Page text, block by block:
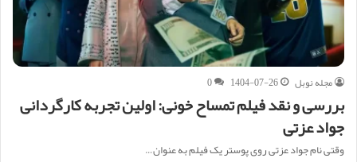
مجله نوبل 1404-07-26
0
بررسی و نقد فیلم تمساح خونی: اولین تجربه کارگردانی
جواد عزتی
وقتی نام جواد عزتی روی پوستر یک فیلم به عنوان…